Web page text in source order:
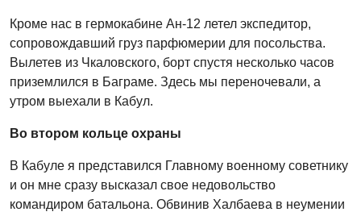
Кроме нас в гермокабине Ан-12 летел экспедитор,
сопровождавший груз парфюмерии для посольства.
Вылетев из Чкаловского, борт спустя несколько часов
приземлился в Баграме. Здесь мы переночевали, а
утром выехали в Кабул.
Во втором кольце охраны
В Кабуле я представился Главному военному советнику
и он мне сразу высказал свое недовольство
командиром батальона. Обвинив Халбаева в неумении